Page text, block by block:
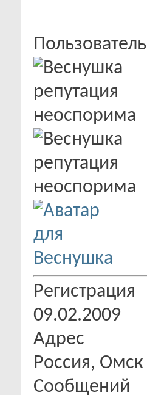
Пользователь
Регистрация
09.02.2009
Адрес
Россия, Омск
Сообщений